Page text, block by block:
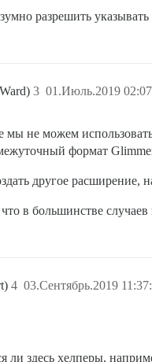
разрешить
01.Июль.2019
3
мы не можем
формат
другое расширение,
в большинстве
03.Сентябрь.2019
4
ли здесь хелперы,